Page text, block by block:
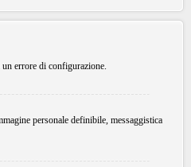
errore di configurazione.
personale definibile, messaggistica